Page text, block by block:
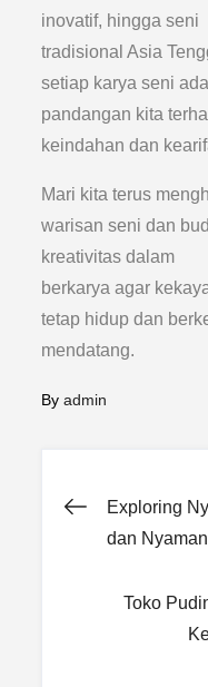
inovatif, hingga seni
tradisional Asia
setiap karya seni
pandangan kita
keindahan dan
Mari kita terus
warisan seni dan
kreativitas dalam
berkarya agar
tetap hidup dan
mendatang.
Byadmin
Post
Exploring
dan Nyaman
Toko